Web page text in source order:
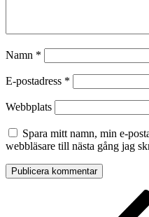
Namn *
E-postadress *
Webbplats
Spara mitt namn, min e-
webbläsare till nästa gång jag
Inläggsnavigering